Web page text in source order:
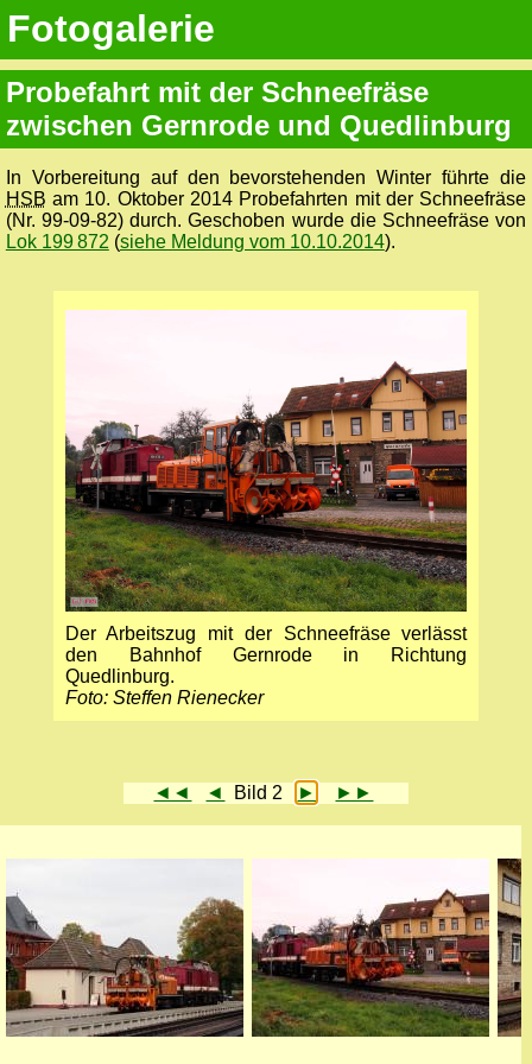
Fotogalerie
Probefahrt mit der Schneefräse
zwischen Gernrode und Quedlinburg
In Vorbereitung auf den bevorstehenden Winter führte die
HSB am 10. Oktober 2014 Probefahrten mit der Schneefräse
(Nr. 99-09-82) durch. Geschoben wurde die Schneefräse von
Lok 199 872 (siehe Meldung vom 10.10.2014).
Der Arbeitszug mit der Schneefräse verlässt
den Bahnhof Gernrode in Richtung
Quedlinburg.
Foto: Steffen Rienecker
◄◄ ◄ Bild 2 ► ►►